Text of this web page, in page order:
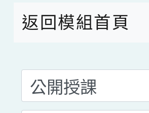
返回模組首頁